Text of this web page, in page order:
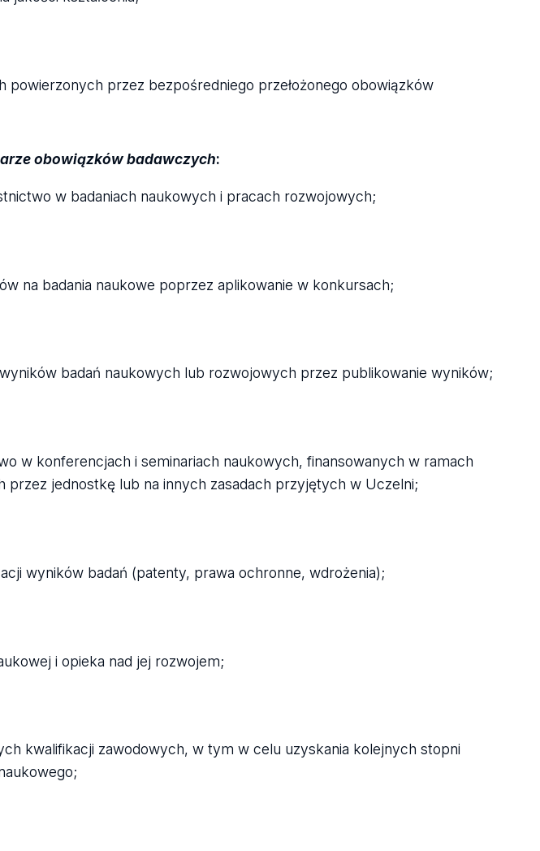
powierzonych przez bezpośredniego przełożonego obowiązków
obowiązków badawczych:
w badaniach naukowych i pracach rozwojowych;
na badania naukowe poprzez aplikowanie w konkursach;
badań naukowych lub rozwojowych przez publikowanie wyników;
w konferencjach i seminariach naukowych, finansowanych w ramach
przez jednostkę lub na innych zasadach przyjętych w Uczelni;
wyników badań (patenty, prawa ochronne, wdrożenia);
i opieka nad jej rozwojem;
kwalifikacji zawodowych, w tym w celu uzyskania kolejnych stopni